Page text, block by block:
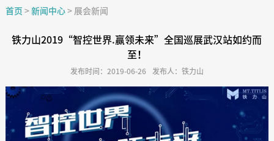
首页 > 新闻中心> 展会新闻
铁力山2019“智控世界.赢领未来”全国巡展武汉站如约而
至！
发布时间：2019-06-26 发布人：铁力山